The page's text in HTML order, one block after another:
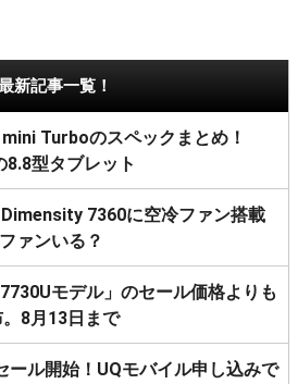
新記事一覧！
Turboのスペックまとめ！
8.8型タブレット
Dimensity 7360に空冷ファン搭載
ァンいる？
モデル」のセール価格よりも
8月13日まで
ール開始！UQモバイル申し込みで